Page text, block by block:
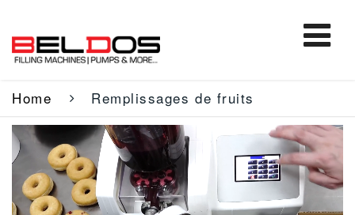
Home Remplissages de fruits